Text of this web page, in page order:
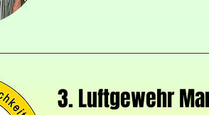
3. Luftgewehr